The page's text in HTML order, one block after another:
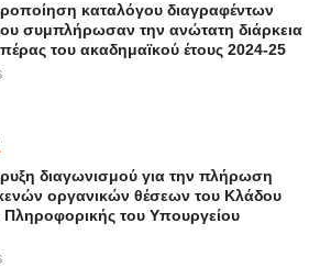
καταλόγου διαγραφέντων
συμπλήρωσαν την ανώτατη διάρκεια
του ακαδημαϊκού έτους 2024-25
διαγωνισμού για την πλήρωση
οργανικών θέσεων του Κλάδου
Πληροφορικής του Υπουργείου